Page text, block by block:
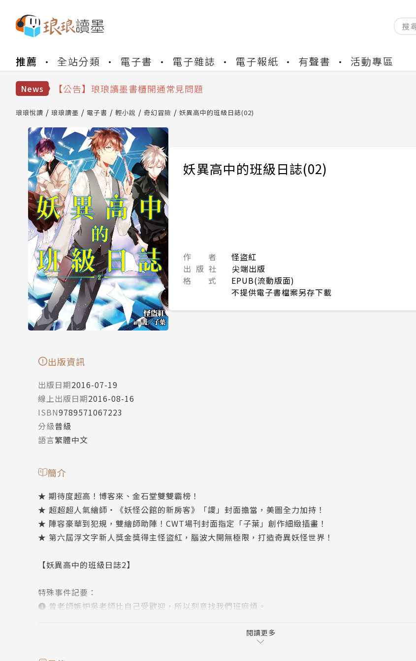
推薦 全站分類 電子書 電子雜誌 電子報紙 有聲書 活動專區
News
【公告】因 Readmoo 讀墨系統維護中，本站同步暫停部分閱讀服務
【公告】琅琅讀墨書櫃開通常見問題
【公告】琅琅書店服務升級重要說明及資產合併結果查詢
【公告】因 Readmoo 讀墨系統維護中，本站同步暫停部分閱讀服務
琅琅悅讀 琅琅讀墨 電子書 輕小說 奇幻冒險 妖異高中的班級日誌(02)
妖異高中的班級日誌(02)
作 者
怪盜紅
出 版 社
尖端出版
格 式
EPUB(流動版面)
不提供電子書檔案另存下載
出版資訊
出版日期2016-07-19
線上出版日期2016-08-16
ISBN9789571067223
分級普級
語言繁體中文
簡介
★ 期待度超高！博客來、金石堂雙雙霸榜！
★ 超超超人氣繪師‧《妖怪公館的新房客》「謖」封面擔當，美圖全力加持！
★ 陣容豪華到犯規，雙繪師助陣！CWT場刊封面指定「子葉」創作細緻插畫！
★ 第六屆浮文字新人獎金獎得主怪盜紅，腦波大開無極限，打造奇異妖怪世界！
【妖異高中的班級日誌2】
特殊事件記要：
❶ 曾老師嫉妒吳老師比自己受歡迎，所以刻意找我們班麻煩。
閱讀更多